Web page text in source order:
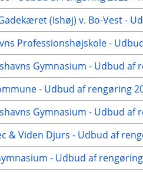
(Ishøj) v. Bo-Vest -
Professionshøjskole -
Gymnasium - Udbud af
- Udbud af rengøring
Gymnasium - Udbud af
& Viden Djurs - Udbud af
- Udbud af